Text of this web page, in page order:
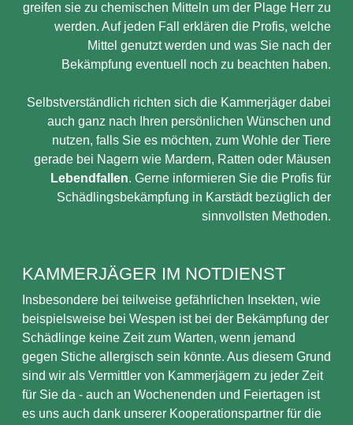
greifen sie zu chemischen Mitteln um der Plage Herr zu
werden. Auf jeden Fall erklären die Profis, welche
Mittel genutzt werden und was Sie nach der
Bekämpfung eventuell noch zu beachten haben.
Selbstverständlich richten sich die Kammerjäger dabei
auch ganz nach Ihren persönlichen Wünschen und
nutzen, falls Sie es möchten, zum Wohle der Tiere
gerade bei Nagern wie Mardern, Ratten oder Mäusen
Lebendfallen. Gerne informieren Sie die Profis für
Schädlingsbekämpfung in Karstädt bezüglich der
sinnvollsten Methoden.
KAMMERJÄGER IM NOTDIENST
Insbesondere bei teilweise gefährlichen Insekten, wie
beispielsweise bei Wespen ist bei der Bekämpfung der
Schädlinge keine Zeit zum Warten, wenn jemand
gegen Stiche allergisch sein könnte. Aus diesem Grund
sind wir als Vermittler von Kammerjägern zu jeder Zeit
für Sie da - auch an Wochenenden und Feiertagen ist
es uns auch dank unserer Kooperationspartner für die